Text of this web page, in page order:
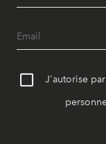
J'autorise